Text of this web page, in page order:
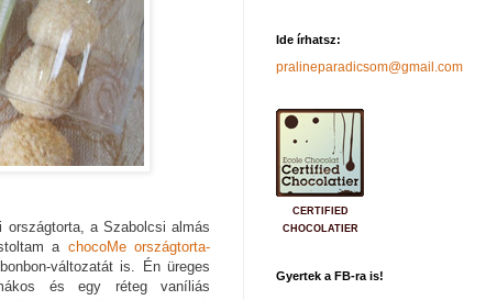
a Szabolcsi almás
a chocoMe országtorta-
változatát is. Én üreges
és egy réteg vaníliás
Ide írhatsz:
pralineparadicsom@gmail.com
CERTIFIED
CHOCOLATIER
Gyertek a FB-ra is!